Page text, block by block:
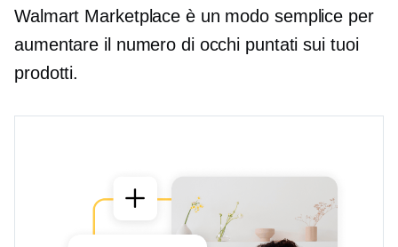
Walmart Marketplace è un modo semplice per
aumentare il numero di occhi puntati sui tuoi
prodotti.